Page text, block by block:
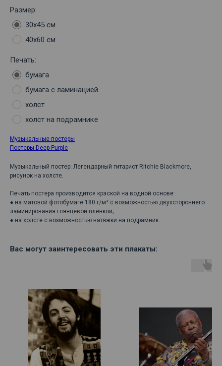
Размер:
30х45 см
40х60 см
Печать:
бумага
бумага с ламинацией
холст
холст на подрамнике
Музыкальные постеры
Постеры Deep Purple
Музыкальный постер: Легендарный гитарист Ritchie Blackmore,
рисунок на холсте.
Печать постера производится краской на водной основе:
● на матовой фотобумаге 180 г/м² с возможностью двухстороннего
ламинирования глянцевой пленкой;
● на холсте с возможностью натяжки на подрамник.
Вас могут заинтересовать эти плакаты: